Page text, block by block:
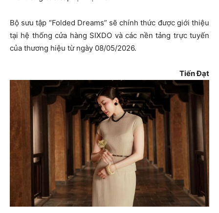
Bộ sưu tập “Folded Dreams” sẽ chính thức được giới thiệu
tại hệ thống cửa hàng SIXDO và các nền tảng trực tuyến
của thương hiệu từ ngày 08/05/2026.
Tiến Đạt